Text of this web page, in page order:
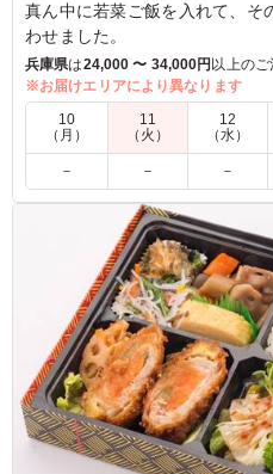
真ん中に若菜ご飯を入れて、そ
わせました。
4.5 東光会関西支部
花型ご飯のまわりにおかず
当です。味もあっさり和食
ようです。値段も手頃です
ご飯等3種類入ったりすると
ます、また検討ください
ご利用シーン：会議・セミナー›
大阪府大阪市旭区生江2024/11/
兵庫県は24,000 〜 34,000円 以上の
※お届けエリアにより異なります
10
（月）
11
（火）
12
（水）
－ － －